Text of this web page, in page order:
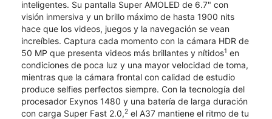
inteligentes. Su pantalla Super AMOLED de 6.7" con
visión inmersiva y un brillo máximo de hasta 1900 nits
hace que los videos, juegos y la navegación se vean
increíbles. Captura cada momento con la cámara HDR de
50 MP que presenta videos más brillantes y nítidos1 en
condiciones de poca luz y una mayor velocidad de toma,
mientras que la cámara frontal con calidad de estudio
produce selfies perfectos siempre. Con la tecnología del
procesador Exynos 1480 y una batería de larga duración
con carga Super Fast 2.0,2 el A37 mantiene el ritmo de tu